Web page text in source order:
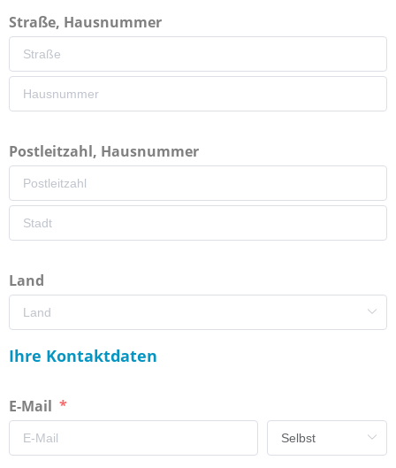
Straße, Hausnummer
Postleitzahl, Hausnummer
Land
Ihre Kontaktdaten
E-Mail